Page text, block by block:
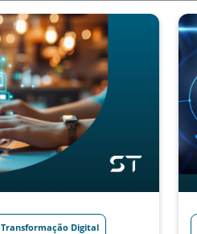
Transformação Digital